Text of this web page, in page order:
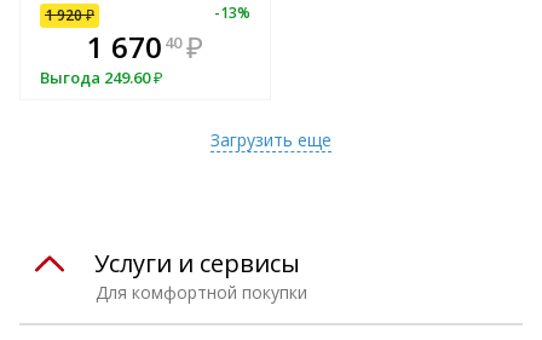
1 920₽ -13%
1 670 40 ₽
Выгода 249.60₽
Загрузить еще
Для комфортной покупки
Услуги и сервисы